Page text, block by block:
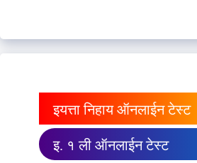
इयत्ता निहाय ऑनलाईन टेस्ट
इ. १ ली ऑनलाईन टेस्ट